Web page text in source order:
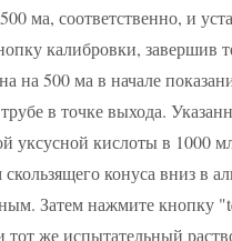
ма, соответственно, и
калибровки, завершив
на 500 ма в начале
в точке выхода.
кислоты в 1000
конуса вниз в
Затем нажмите кнопку
же испытательный